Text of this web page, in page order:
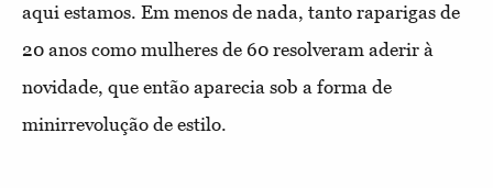
aqui estamos. Em menos de nada, tanto raparigas de
20 anos como mulheres de 60 resolveram aderir à
novidade, que então aparecia sob a forma de
minirrevolução de estilo.